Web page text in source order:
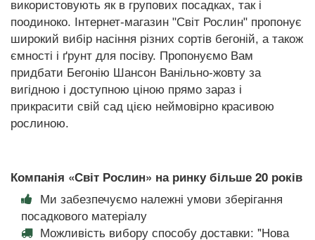
використовують як в групових посадках, так і
поодиноко. Інтернет-магазин "Світ Рослин" пропонує
широкий вибір насіння різних сортів бегоній, а також
ємності і ґрунт для посіву. Пропонуємо Вам
придбати Бегонію Шансон Ванільно-жовту за
вигідною і доступною ціною прямо зараз і
прикрасити свій сад цією неймовірно красивою
рослиною.
Компанія «Світ Рослин» на ринку більше 20 років
Ми забезпечуємо належні умови зберігання
посадкового матеріалу
Можливість вибору способу доставки: "Нова